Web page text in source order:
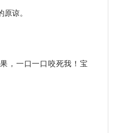
谅。
，一口一口咬死我！宝